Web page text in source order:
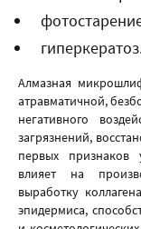
Алмазная
атравматичной,
негативного
загрязнений,
первых признаков
влияет на
выработку
эпидермиса,